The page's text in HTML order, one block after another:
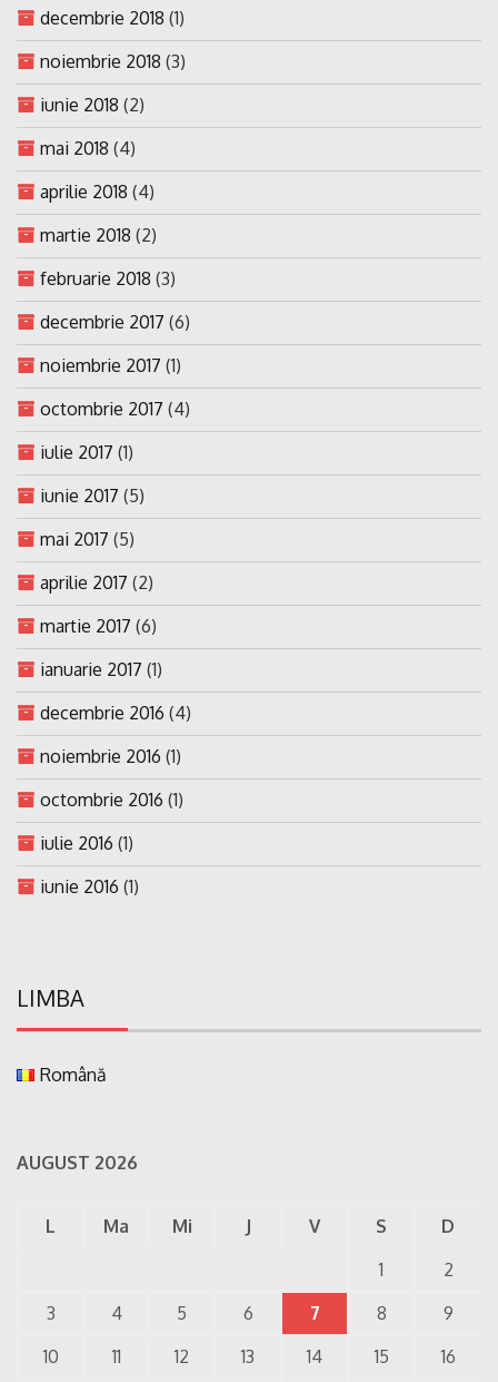
decembrie 2018 (1)
noiembrie 2018 (3)
iunie 2018 (2)
mai 2018 (4)
aprilie 2018 (4)
martie 2018 (2)
februarie 2018 (3)
decembrie 2017 (6)
noiembrie 2017 (1)
octombrie 2017 (4)
iulie 2017 (1)
iunie 2017 (5)
mai 2017 (5)
aprilie 2017 (2)
martie 2017 (6)
ianuarie 2017 (1)
decembrie 2016 (4)
noiembrie 2016 (1)
octombrie 2016 (1)
iulie 2016 (1)
iunie 2016 (1)
LIMBA
Română
AUGUST 2026
L Ma Mi J V S
D
1
2
3
4 5 6 7 8
9
10
11 12 13 14 15 16